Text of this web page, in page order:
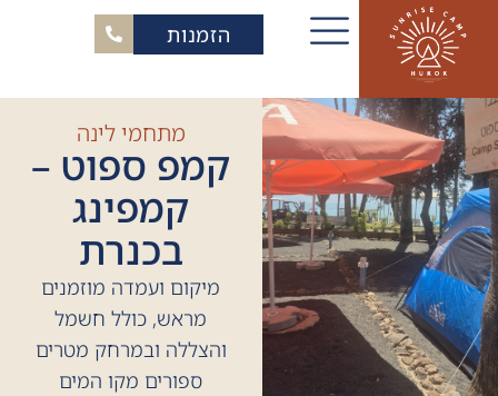
הזמנות
מתחמי לינה
קמפ ספוט –
קמפינג
בכנרת
מיקום ועמדה מוזמנים
מראש, כולל חשמל
והצללה ובמרחק מטרים
ספורים מקו המים